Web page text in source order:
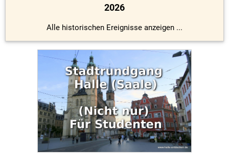
2026
Alle historischen Ereignisse anzeigen ...